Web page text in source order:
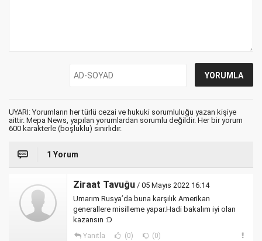
UYARI: Yorumların her türlü cezai ve hukuki sorumluluğu yazan kişiye
aittir. Mepa News, yapılan yorumlardan sorumlu değildir. Her bir yorum
600 karakterle (boşluklu) sınırlıdır.
1 Yorum
Ziraat Tavuğu / 05 Mayıs 2022 16:14
Umarım Rusya’da buna karşılık Amerikan
generallere misilleme yapar.Hadi bakalım iyi olan
kazansın :D
Yanıtla (0) (0)